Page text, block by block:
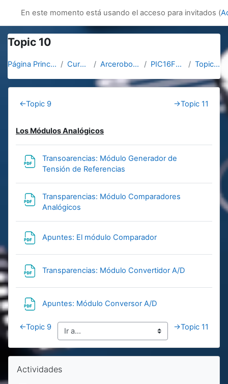
innovacion
En este momento está usando el acceso para invitados (
Topic 10
Página Principal Cursos Arcerobotica PIC16F887 Topic 10
Section outline
←Topic 9 →Topic 11
Los Módulos Analógicos
Transoarencias: Módulo Generador de
Tensión de Referencias
Transparencias: Módulo Comparadores
Analógicos
Apuntes: El módulo Comparador
Transparencias: Módulo Convertidor A/D
Apuntes: Módulo Conversor A/D
←Topic 9 →Topic 11
Bloques
Salta Actividades
Actividades